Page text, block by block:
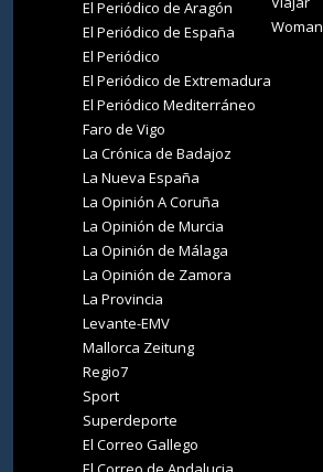
El Periódico de Aragón
El Periódico de España
El Periódico
El Periódico de Extremadura
El Periódico Mediterráneo
Faro de Vigo
La Crónica de Badajoz
La Nueva España
La Opinión A Coruña
La Opinión de Murcia
La Opinión de Málaga
La Opinión de Zamora
La Provincia
Levante-EMV
Mallorca Zeitung
Regio7
Sport
Superdeporte
El Correo Gallego
Woman